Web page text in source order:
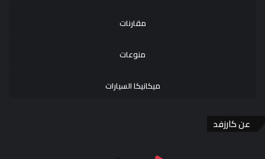
مقارنات
منوعات
ميكانيكا السيارات
عن كارزفد